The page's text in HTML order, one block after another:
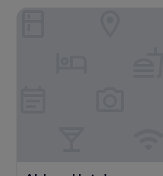
Bewertungen)